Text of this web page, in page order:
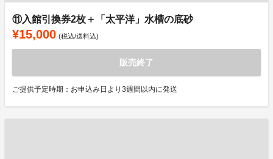
⑪入館引換券2枚＋「太平洋」水槽の底砂
¥15,000 (税込/送料込)
販売終了
ご提供予定時期：お申込み日より3週間以内に発送